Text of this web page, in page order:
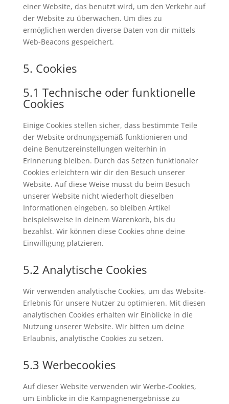
einer Website, das benutzt wird, um den Verkehr auf
der Website zu überwachen. Um dies zu
ermöglichen werden diverse Daten von dir mittels
Web-Beacons gespeichert.
5. Cookies
5.1 Technische oder funktionelle
Cookies
Einige Cookies stellen sicher, dass bestimmte Teile
der Website ordnungsgemäß funktionieren und
deine Benutzereinstellungen weiterhin in
Erinnerung bleiben. Durch das Setzen funktionaler
Cookies erleichtern wir dir den Besuch unserer
Website. Auf diese Weise musst du beim Besuch
unserer Website nicht wiederholt dieselben
Informationen eingeben, so bleiben Artikel
beispielsweise in deinem Warenkorb, bis du
bezahlst. Wir können diese Cookies ohne deine
Einwilligung platzieren.
5.2 Analytische Cookies
Wir verwenden analytische Cookies, um das Website-
Erlebnis für unsere Nutzer zu optimieren. Mit diesen
analytischen Cookies erhalten wir Einblicke in die
Nutzung unserer Website. Wir bitten um deine
Erlaubnis, analytische Cookies zu setzen.
5.3 Werbecookies
Auf dieser Website verwenden wir Werbe-Cookies,
um Einblicke in die Kampagnenergebnisse zu